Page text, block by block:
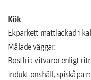
Kök
Ekparkett mattlackad i
Målade väggar.
Rostfria vitvaror enligt
induktionshäll, spiskåpa